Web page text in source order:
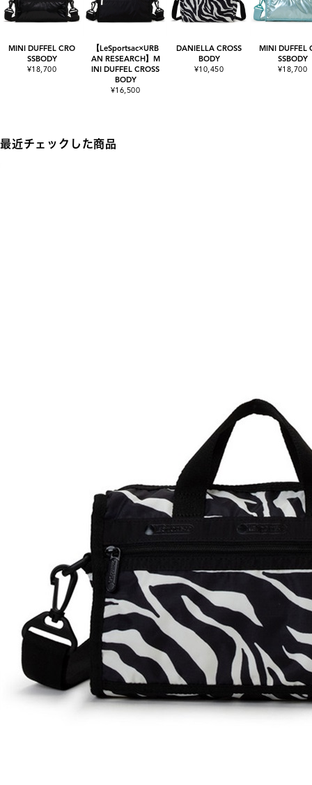
MINI DUFFEL CRO
SSBODY
¥18,700
【LeSportsac×URB
AN RESEARCH】M
INI DUFFEL CROSS
BODY
¥16,500
DANIELLA CROSS
BODY
¥10,450
MINI DUFFEL
SSBODY
¥18,700
最近チェックした商品